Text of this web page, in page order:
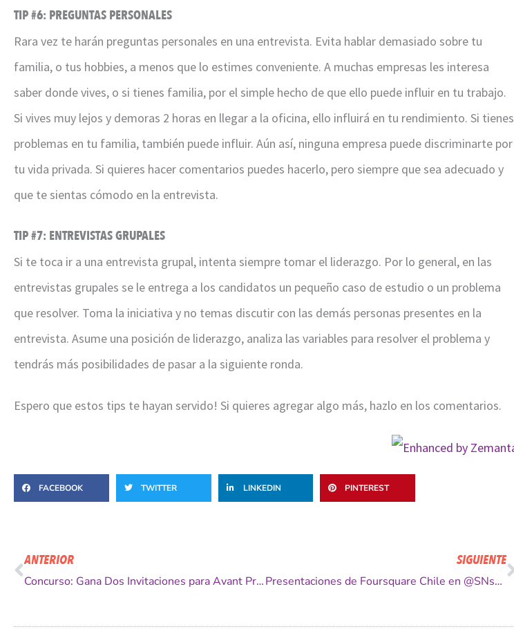
TIP #6: PREGUNTAS PERSONALES
Rara vez te harán preguntas personales en una entrevista. Evita hablar demasiado sobre tu
familia, o tus hobbies, a menos que lo estimes conveniente. A muchas empresas les interesa
saber donde vives, o si tienes familia, por el simple hecho de que ello puede influir en tu trabajo.
Si vives muy lejos y demoras 2 horas en llegar a la oficina, ello influirá en tu rendimiento. Si tienes
problemas en tu familia, también puede influir. Aún así, ninguna empresa puede discriminarte por
tu vida privada. Si quieres hacer comentarios puedes hacerlo, pero siempre que sea adecuado y
que te sientas cómodo en la entrevista.
TIP #7: ENTREVISTAS GRUPALES
Si te toca ir a una entrevista grupal, intenta siempre tomar el liderazgo. Por lo general, en las
entrevistas grupales se le entrega a los candidatos un pequeño caso de estudio o un problema
que resolver. Toma la iniciativa y no temas discutir con las demás personas presentes en la
entrevista. Asume una posición de liderazgo, analiza las variables para resolver el problema y
tendrás más posibilidades de pasar a la siguiente ronda.
Espero que estos tips te hayan servido! Si quieres agregar algo más, hazlo en los comentarios.
FACEBOOK TWITTER LINKEDIN PINTEREST
ANTERIOR
Concurso: Gana Dos Invitaciones para Avant Premiere de The Social Network en Viña del mar
SIGUIENTE
Presentaciones de Foursquare Chile en @SNsCafe